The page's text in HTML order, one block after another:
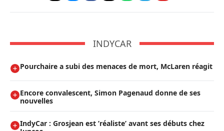
INDYCAR
Pourchaire a subi des menaces de mort, McLaren réagit
Encore convalescent, Simon Pagenaud donne de ses
nouvelles
IndyCar : Grosjean est ’réaliste’ avant ses débuts chez